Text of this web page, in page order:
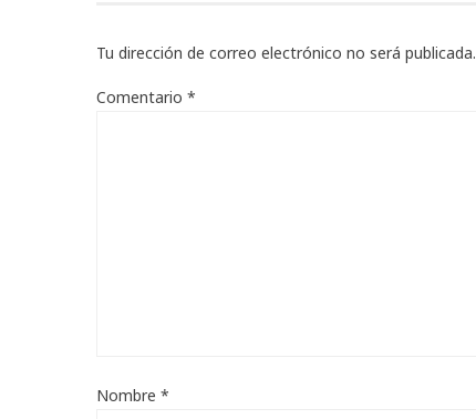
Tu dirección de correo electrónico no será publicada.
Comentario *
Nombre *